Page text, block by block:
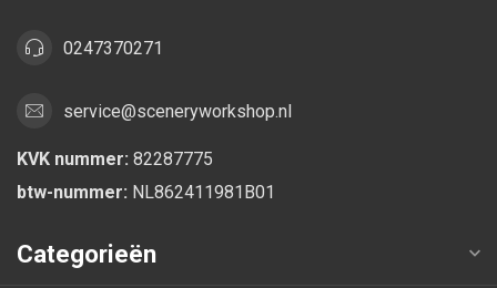
0247370271
service@sceneryworkshop.nl
KVK nummer: 82287775
btw-nummer: NL862411981B01
Categorieën